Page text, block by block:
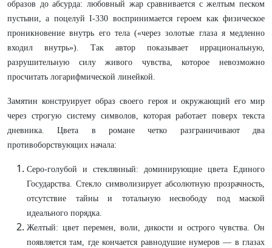
образов до абсурда: любовный жар сравнивается с желтым песком
пустыни, а поцелуй I-330 воспринимается героем как физическое
проникновение внутрь его тела («через золотые глаза я медленно
входил внутрь»). Так автор показывает иррациональную,
разрушительную силу живого чувства, которое невозможно
просчитать логарифмической линейкой.
Замятин конструирует образ своего героя и окружающий его мир
через строгую систему символов, которая работает поверх текста
дневника. Цвета в романе четко разграничивают два
противоборствующих начала:
Серо-голубой и стеклянный: доминирующие цвета Единого
Государства. Стекло символизирует абсолютную прозрачность,
отсутствие тайны и тотальную несвободу под маской
идеального порядка.
Желтый: цвет перемен, воли, дикости и острого чувства. Он
появляется там, где кончается равнодушие нумеров — в глазах